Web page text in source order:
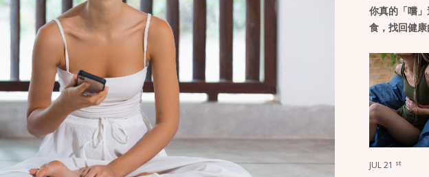
你真的「嚐
食，找回健
JUL 21 st